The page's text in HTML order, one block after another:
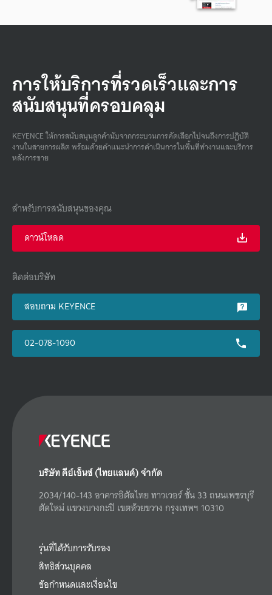
การให้บริการที่รวดเร็วและการ
สนับสนุนที่ครอบคลุม
KEYENCE ให้การสนับสนุนลูกค้านับจากกระบวนการคัดเลือกไปจนถึงการปฏิบัติ
งานในสายการผลิต พร้อมด้วยคําแนะนําการดําเนินการในพื้นที่ทํางานและบริการ
หลังการขาย
สำหรับการสนับสนุนของคุณ
ดาวน์โหลด
ติดต่อบริษัท
สอบถาม KEYENCE
02-078-1090
บริษัท คีย์เอ็นซ์ (ไทยแลนด์) จำกัด
2034/140-143 อาคารอิตัลไทย ทาวเวอร์ ชั้น 33 ถนนเพชรบุรี
ตัดใหม่ แขวงบางกะปิ เขตห้วยขวาง กรุงเทพฯ 10310
รุ่นที่ได้รับการรับรอง
สิทธิส่วนบุคคล
ข้อกำหนดและเงื่อนไข